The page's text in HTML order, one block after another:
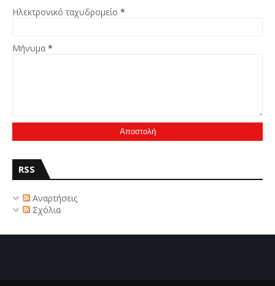
Ηλεκτρονικό ταχυδρομείο *
Μήνυμα *
RSS
Αναρτήσεις
Σχόλια